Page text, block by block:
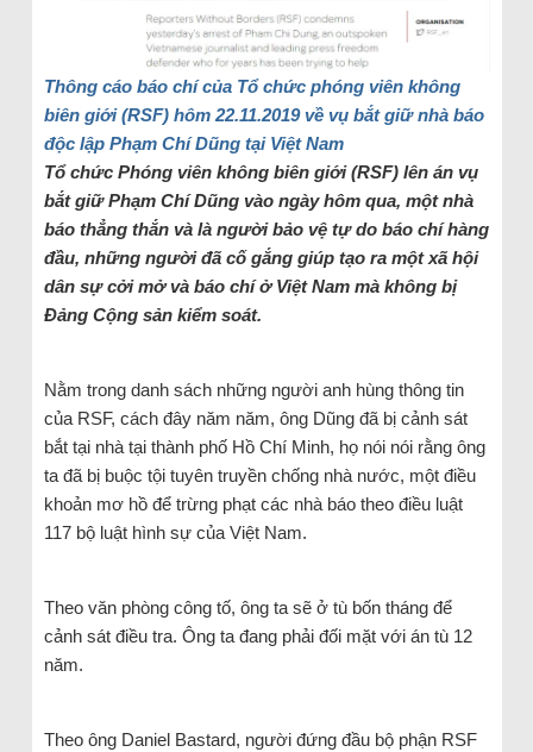
Thông cáo báo chí của Tổ chức phóng viên không
biên giới (RSF) hôm 22.11.2019 về vụ bắt giữ nhà báo
độc lập Phạm Chí Dũng tại Việt Nam
Tổ chức Phóng viên không biên giới (RSF) lên án vụ
bắt giữ Phạm Chí Dũng vào ngày hôm qua, một nhà
báo thẳng thắn và là người bảo vệ tự do báo chí hàng
đầu, những người đã cố gắng giúp tạo ra một xã hội
dân sự cởi mở và báo chí ở Việt Nam mà không bị
Đảng Cộng sản kiểm soát.
Nằm trong danh sách những người anh hùng thông tin
của RSF, cách đây năm năm, ông Dũng đã bị cảnh sát
bắt tại nhà tại thành phố Hồ Chí Minh, họ nói nói rằng ông
ta đã bị buộc tội tuyên truyền chống nhà nước, một điều
khoản mơ hồ để trừng phạt các nhà báo theo điều luật
117 bộ luật hình sự của Việt Nam.
Theo văn phòng công tố, ông ta sẽ ở tù bốn tháng để
cảnh sát điều tra. Ông ta đang phải đối mặt với án tù 12
năm.
Theo ông Daniel Bastard, người đứng đầu bộ phận RSF